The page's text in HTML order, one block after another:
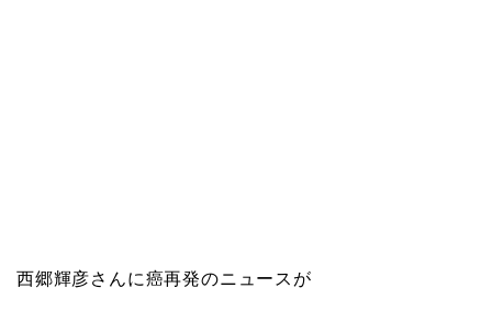
西郷輝彦さんに癌再発のニュースが